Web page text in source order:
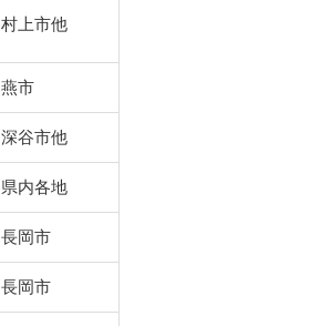
村上市他
燕市
深谷市他
県内各地
長岡市
長岡市